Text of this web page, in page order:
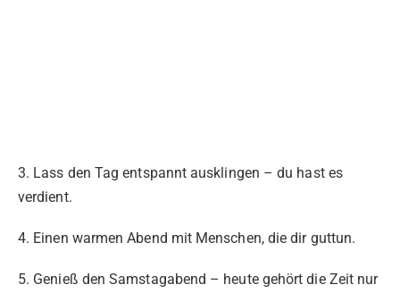
3. Lass den Tag entspannt ausklingen – du hast es
verdient.
4. Einen warmen Abend mit Menschen, die dir guttun.
5. Genieß den Samstagabend – heute gehört die Zeit nur